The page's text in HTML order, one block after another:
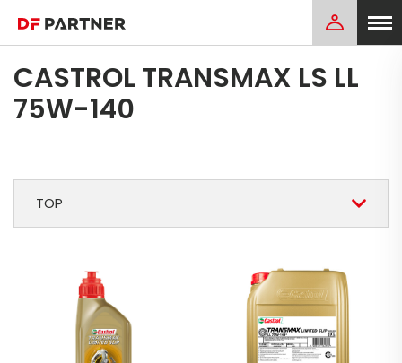
CASTROL TRANSMAX LS LL
75W-140
TOP